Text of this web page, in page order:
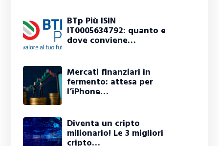
BTp Più ISIN
IT0005634792: quanto e
dove conviene…
Mercati finanziari in
fermento: attesa per
l’iPhone…
Diventa un cripto
milionario! Le 3 migliori
cripto…